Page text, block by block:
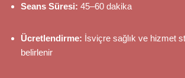
Seans Süresi: 45–60 dakika
Ücretlendirme: İsviçre sağlık ve hizmet
belirlenir